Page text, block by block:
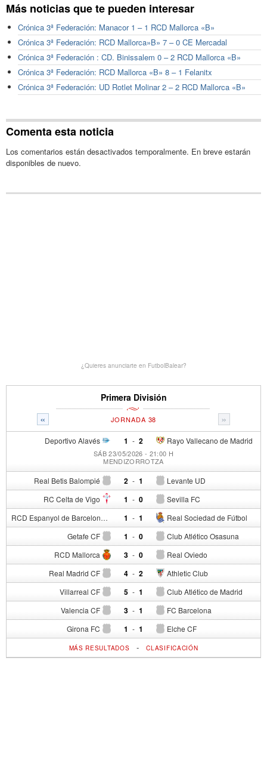
Más noticias que te pueden interesar
Crónica 3ª Federación: Manacor 1 – 1 RCD Mallorca «B»
Crónica 3ª Federación: RCD Mallorca»B» 7 – 0 CE Mercadal
Crónica 3ª Federación : CD. Binissalem 0 – 2 RCD Mallorca «B»
Crónica 3ª Federación: RCD Mallorca «B» 8 – 1 Felanitx
Crónica 3ª Federación: UD Rotlet Molinar 2 – 2 RCD Mallorca «B»
Comenta esta noticia
Los comentarios están desactivados temporalmente. En breve estarán
disponibles de nuevo.
¿Quieres anunciarte en FutbolBalear?
Primera División
« »
JORNADA 38
Deportivo Alavés 1 - Rayo Vallecano de Madrid
2
SÁB 23/05/2026 - 21:00 H
MENDIZORROTZA
Real Betis Balompié 2 - Levante UD
1
RC Celta de Vigo 1 - Sevilla FC
0
RCD Espanyol de Barcelona 1 - Real Sociedad de Fútbol
1
Getafe CF 1 - Club Atlético Osasuna
0
RCD Mallorca 3 - Real Oviedo
0
Real Madrid CF 4 - Athletic Club
2
Villarreal CF 5 - Club Atlético de Madrid
1
Valencia CF 3 - FC Barcelona
1
Girona FC 1 - Elche CF
1
MÁS RESULTADOS -CLASIFICACIÓN